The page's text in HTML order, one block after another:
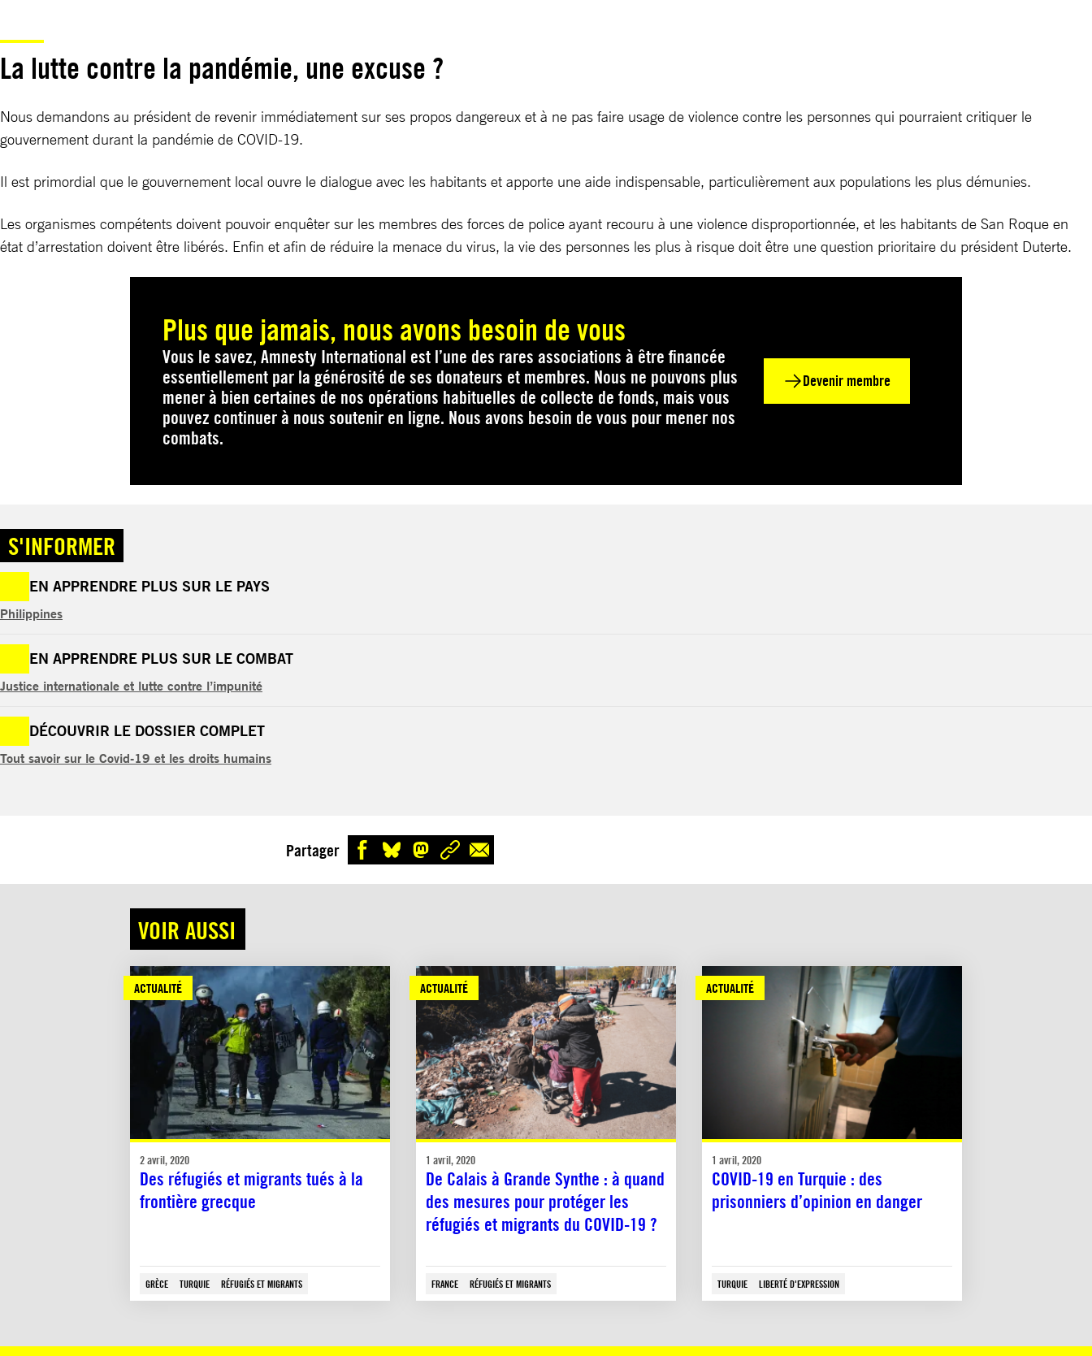
La lutte contre la pandémie, une excuse ?
Nous demandons au président de revenir immédiatement sur ses propos dangereux et à ne pas faire usage de violence contre les personnes qui pourraient critiquer le
gouvernement durant la pandémie de COVID-19.
Il est primordial que le gouvernement local ouvre le dialogue avec les habitants et apporte une aide indispensable, particulièrement aux populations les plus démunies.
Les organismes compétents doivent pouvoir enquêter sur les membres des forces de police ayant recouru à une violence disproportionnée, et les habitants de San Roque en
état d’arrestation doivent être libérés. Enfin et afin de réduire la menace du virus, la vie des personnes les plus à risque doit être une question prioritaire du président Duterte.
Plus que jamais, nous avons besoin de vous
Vous le savez, Amnesty International est l’une des rares associations à être financée
essentiellement par la générosité de ses donateurs et membres. Nous ne pouvons plus
mener à bien certaines de nos opérations habituelles de collecte de fonds, mais vous
pouvez continuer à nous soutenir en ligne. Nous avons besoin de vous pour mener nos
combats.
Devenir membre
S'INFORMER
EN APPRENDRE PLUS SUR LE PAYS
Philippines
EN APPRENDRE PLUS SUR LE COMBAT
Justice internationale et lutte contre l’impunité
DÉCOUVRIR LE DOSSIER COMPLET
Tout savoir sur le Covid-19 et les droits humains
Partager
VOIR AUSSI
ACTUALITÉ
2 avril, 2020
Des réfugiés et migrants tués à la
frontière grecque
GRÈCE TURQUIE RÉFUGIÉS ET MIGRANTS
ACTUALITÉ
1 avril, 2020
De Calais à Grande Synthe : à quand
des mesures pour protéger les
réfugiés et migrants du COVID-19 ?
FRANCE RÉFUGIÉS ET MIGRANTS
ACTUALITÉ
1 avril, 2020
COVID-19 en Turquie : des
prisonniers d’opinion en danger
TURQUIE LIBERTÉ D'EXPRESSION